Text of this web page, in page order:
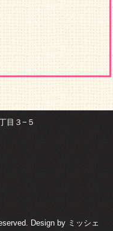
目３−５
Design by ミッシェ